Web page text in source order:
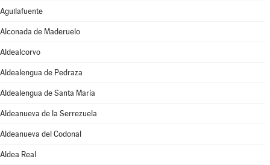
Aguilafuente
Alconada de Maderuelo
Aldealcorvo
Aldealengua de Pedraza
Aldealengua de Santa María
Aldeanueva de la Serrezuela
Aldeanueva del Codonal
Aldea Real